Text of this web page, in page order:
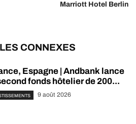
Marriott Hotel Berlin
CONNEXES
Espagne | Andbank lance
fonds hôtelier de 200...
9 août 2026